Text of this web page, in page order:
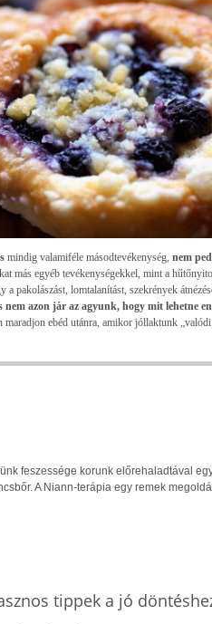
mindig valamiféle másodtevékenység, nem
más egyéb tevékenységekkel, mint a
a pakolászást, lomtalanítást, szekrények
nem azon jár az agyunk, hogy mit lehetne
maradjon ebéd utánra, amikor jóllaktunk
feszessége korunk előrehaladtával
A Niann-terápia egy remek
tippek a jó